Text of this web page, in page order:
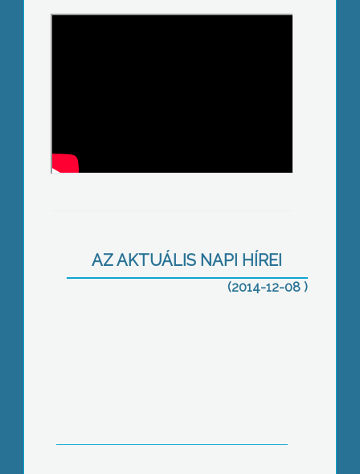
AZ AKTUÁLIS NAPI HÍREI
(2014-12-08 )